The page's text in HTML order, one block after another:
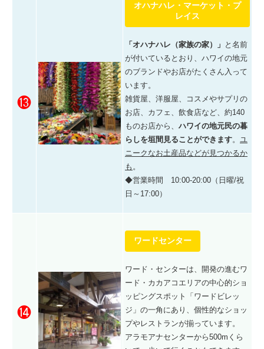
⓭
オハナハレ・マーケット・プ
レイス
「オハナハレ（家族の家）」 と名前
が付いているとおり、ハワイの地元
のブランドやお店がたくさん入って
います。
雑貨屋、洋服屋、コスメやサプリの
お店、 カフェ、飲食店など、 約140
ものお店から、 ハワイの地元民の暮
らしを垣間見ることができます。 ユ
ニークなお土産品などが見つかるか
も 。
◆営業時間 10:00-20:00（日曜/祝
日～17:00）
⓮
ワードセンター
ワード・センターは、 開発の進むワ
ード・カカアコエリアの中心的ショ
ッピングスポット「ワードビレッ
ジ」の一角にあり、個性的なショッ
プやレストランが揃っています。
アラモアナセンターから500mくら